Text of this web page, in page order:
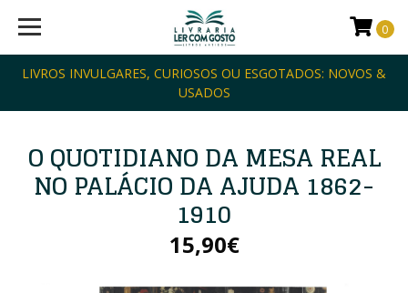
LIVROS INVULGARES, CURIOSOS OU ESGOTADOS: NOVOS &
USADOS
0
O QUOTIDIANO DA MESA REAL
NO PALÁCIO DA AJUDA 1862-
1910
15,90€